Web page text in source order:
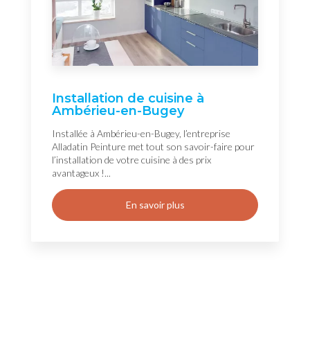
Installation de cuisine à
Ambérieu-en-Bugey
Installée à Ambérieu-en-Bugey, l’entreprise
Alladatin Peinture met tout son savoir-faire pour
l’installation de votre cuisine à des prix
avantageux !...
En savoir plus